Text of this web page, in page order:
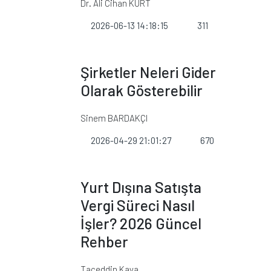
Dr. Ali Cihan KURT
2026-06-13 14:18:15 311
Şirketler Neleri Gider
Olarak Gösterebilir
Sinem BARDAKÇI
2026-04-29 21:01:27 670
Yurt Dışına Satışta
Vergi Süreci Nasıl
İşler? 2026 Güncel
Rehber